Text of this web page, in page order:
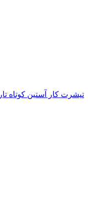
تیشرت کار آستین کوتاه تارا